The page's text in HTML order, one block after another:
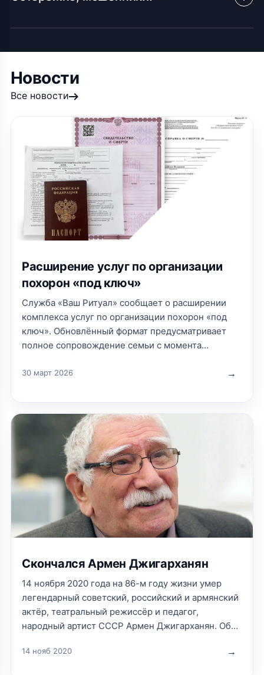
Новости
Все новости
Расширение услуг по организации
похорон «под ключ»
Служба «Ваш Ритуал» сообщает о расширении
комплекса услуг по организации похорон «под
ключ». Обновлённый формат предусматривает
полное сопровождение семьи с момента
мероприятий и оформления необходимых
30 март 2026
Скончался Армен Джигарханян
14 ноября 2020 года на 86-м году жизни умер
легендарный советский, российский и армянский
актёр, театральный режиссёр и педагог,
народный артист СССР Армен Джигарханян. Об
драматического театра под руководством актера:
14 нояб 2020